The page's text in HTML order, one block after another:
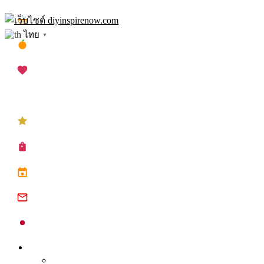
Skip
to
contentไทย ▼
เทศกาลสงกรานต์